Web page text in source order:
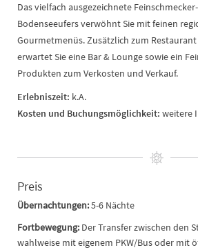
Das vielfach ausgezeichnete
Bodenseeufers verwöhnt Sie mit feinen
Gourmetmenüs. Zusätzlich zum
erwartet Sie eine Bar & Lounge sowie ein
Produkten zum Verkosten und Verkauf.
Erlebniszeit: k.A.
Kosten und Buchungsmöglichkeit: weitere
Preis
Übernachtungen:5-6 Nächte
Fortbewegung: Der Transfer zwischen den
wahlweise mit eigenem PKW/Bus oder mit